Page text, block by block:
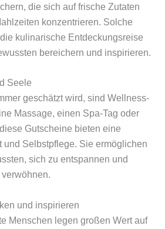
die sich auf frische Zutaten
konzentrieren. Solche
kulinarische Entdeckungsreise
bereichern und inspirieren.
Seele
geschätzt wird, sind Wellness-
Massage, einen Spa-Tag oder
Gutscheine bieten eine
und Selbstpflege. Sie ermöglichen
sich zu entspannen und
und inspirieren
Menschen legen großen Wert auf